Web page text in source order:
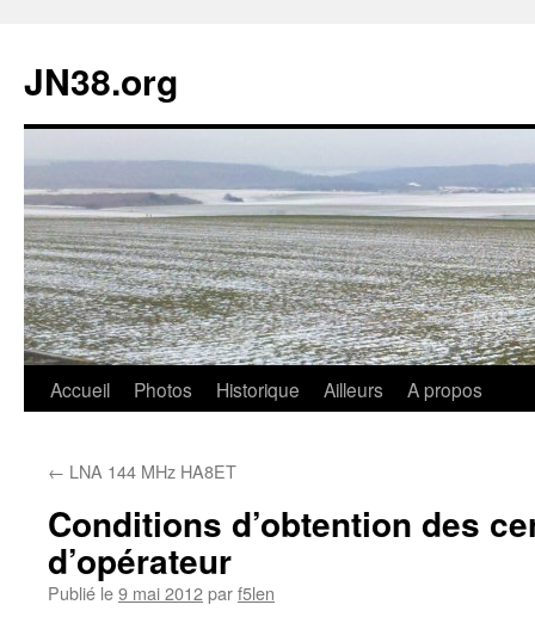
JN38.org
Aller
contenu
Accueil Photos Historique Ailleurs A propos
← LNA 144 MHz HA8ET
Conditions d’obtention des
d’opérateur
Publié le9 mai 2012parf5len